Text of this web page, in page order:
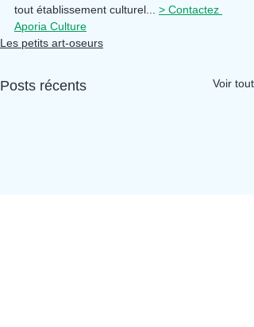
tout établissement culturel... > Contactez
Aporia Culture
Les petits art-oseurs
Posts récents Voir tout